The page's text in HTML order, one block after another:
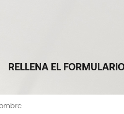
RELLENA EL